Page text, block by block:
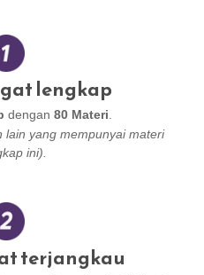
lengkap
dengan 80 Materi.
yang mempunyai materi
ini).
terjangkau